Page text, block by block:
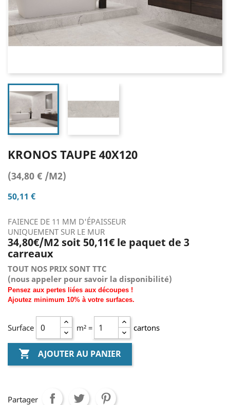
KRONOS TAUPE 40X120
(34,80 € /M2)
50,11 €
FAIENCE DE 11 MM D'ÉPAISSEUR
UNIQUEMENT SUR LE MUR
34,80€/M2 soit 50,11€ le paquet de 3
carreaux
TOUT NOS PRIX SONT TTC
(nous appeler pour savoir la disponibilité)
Pensez aux pertes liées aux découpes !
Ajoutez minimum 10% à votre surfaces.
Surface m² = cartons
 AJOUTER AU PANIER
Partager